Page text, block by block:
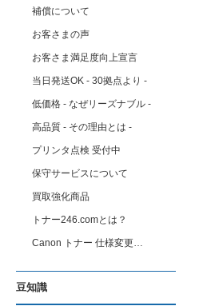
補償について
お客さまの声
お客さま満足度向上宣言
当日発送OK - 30拠点より -
低価格 - なぜリーズナブル -
高品質 - その理由とは -
プリンタ点検 受付中
保守サービスについて
買取強化商品
トナー246.comとは？
Canon トナー 仕様変更…
豆知識